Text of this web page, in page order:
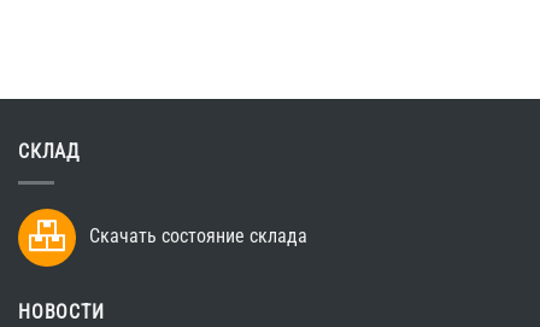
СКЛАД
Скачать состояние склада
НОВОСТИ